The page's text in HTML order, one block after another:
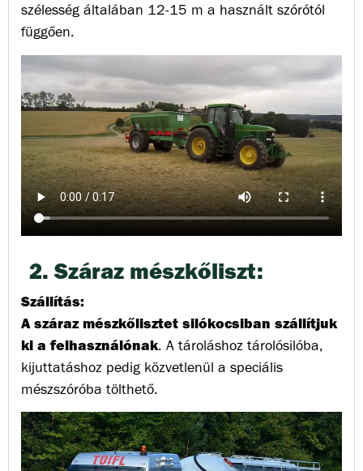
szélesség általában 12-15 m a használt szórótól
függően.
2. Száraz mészkőliszt:
Szállítás:
A száraz mészkőlisztet silókocsiban szállítjuk
ki a felhasználónak. A tároláshoz tárolósilóba,
kijuttatáshoz pedig közvetlenül a speciális
mészszóróba tölthető.